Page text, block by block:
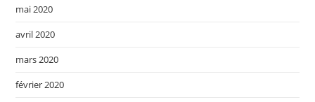
mai 2020
avril 2020
mars 2020
février 2020